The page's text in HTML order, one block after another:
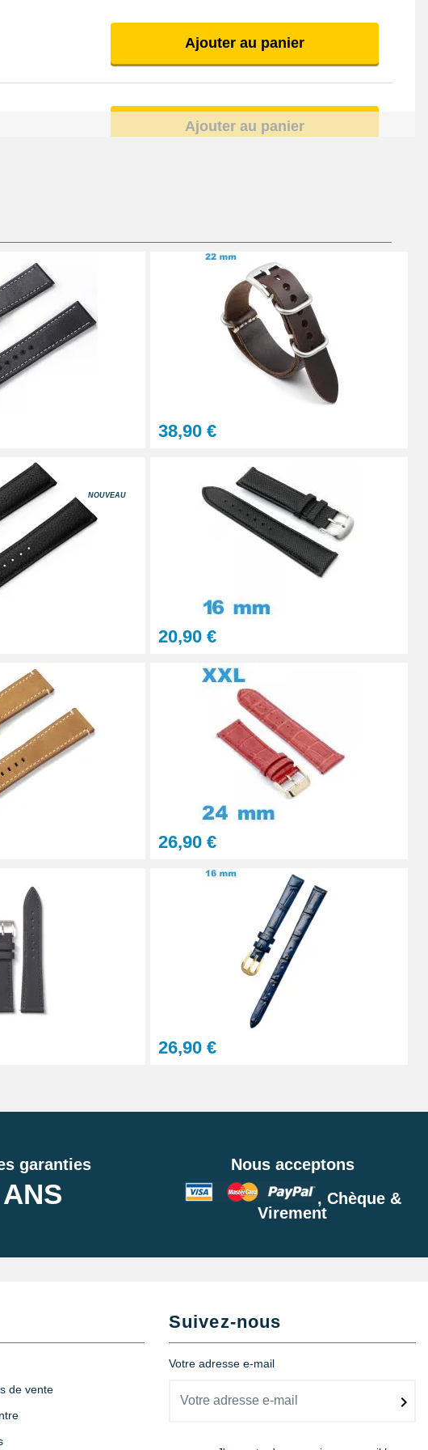
Ajouter au panier
Ajouter au panier
Ajouter au panier
À configurer
Ajouter au panier
Ajouter au panier
Ajouter au panier
Ajouter au panier
Ajouter au panier
Ajouter au panier
38,90 €
NOUVEAU
20,90 €
26,90 €
26,90 €
garanties
Nous acceptons
, Chèque &
Virement
de vente
Suivez-nous
Votre adresse e-mail